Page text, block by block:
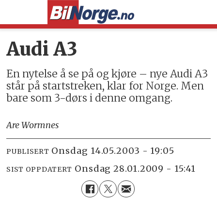
Audi A3
En nytelse å se på og kjøre – nye Audi A3
står på startstreken, klar for Norge. Men
bare som 3-dørs i denne omgang.
Are Wormnes
PUBLISERT onsdag 14.05.2003 - 19:05
SIST OPPDATERT onsdag 28.01.2009 - 15:41